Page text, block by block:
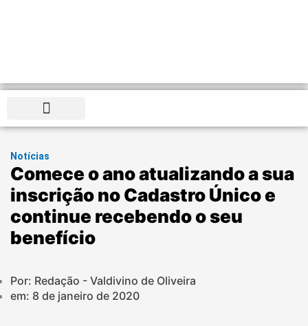
Notícias
Comece o ano atualizando a sua
inscrição no Cadastro Único e
continue recebendo o seu
benefício
Por: Redação - Valdivino de Oliveira
em: 8 de janeiro de 2020